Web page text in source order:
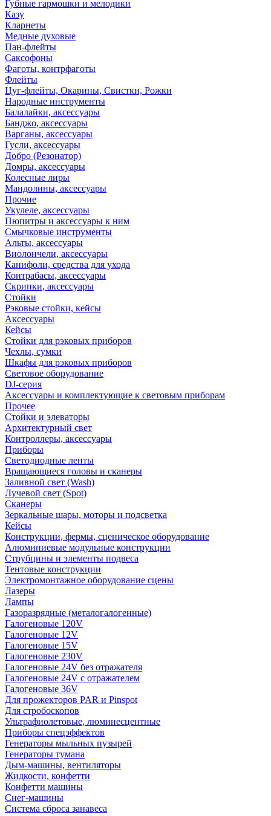
Губные гармошки и мелодики
Казу
Кларнеты
Медные духовые
Пан-флейты
Саксофоны
Фаготы, контрфаготы
Флейты
Цуг-флейты, Окарины, Свистки, Рожки
Народные инструменты
Балалайки, аксессуары
Банджо, аксессуары
Варганы, аксессуары
Гусли, аксессуары
Добро (Резонатор)
Домры, аксессуары
Колесные лиры
Мандолины, аксессуары
Прочие
Укулеле, аксессуары
Пюпитры и аксессуары к ним
Смычковые инструменты
Альты, аксессуары
Виолончели, аксессуары
Канифоли, средства для ухода
Контрабасы, аксессуары
Скрипки, аксессуары
Стойки
Рэковые стойки, кейсы
Аксессуары
Кейсы
Стойки для рэковых приборов
Чехлы, сумки
Шкафы для рэковых приборов
Световое оборудование
DJ-серия
Аксессуары и комплектующие к световым приборам
Прочее
Стойки и элеваторы
Архитектурный свет
Контроллеры, аксессуары
Приборы
Светодиодные ленты
Вращающиеся головы и сканеры
Заливной свет (Wash)
Лучевой свет (Spot)
Сканеры
Зеркальные шары, моторы и подсветка
Кейсы
Конструкции, фермы, сценическое оборудование
Алюминиевые модульные конструкции
Струбцины и элементы подвеса
Тентовые конструкции
Электромонтажное оборудование сцены
Лазеры
Лампы
Газоразрядные (металогалогенные)
Галогеновые 120V
Галогеновые 12V
Галогеновые 15V
Галогеновые 230V
Галогеновые 24V без отражателя
Галогеновые 24V с отражателем
Галогеновые 36V
Для прожекторов PAR и Pinspot
Для стробоскопов
Ультрафиолетовые, люминесцентные
Приборы спецэффектов
Генераторы мыльных пузырей
Генераторы тумана
Дым-машины, вентиляторы
Жидкости, конфетти
Конфетти машины
Снег-машины
Система сброса занавеса